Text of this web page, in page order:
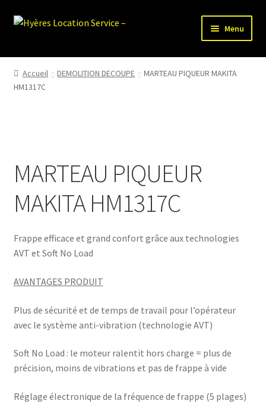
Aller
Aller
Menu
HLS-ACCUEIL
LOCATION MATERIEL
Accueil DEMOLITION DECOUPE
MARTEAU PIQUEUR MAKITA
HM1317C
MARTEAU PIQUEUR
MAKITA HM1317C
Frappe efficace et grand confort grâce aux technologies
AVT et Soft No Load
AVANTAGES PRODUIT
Plus de sécurité et de temps de travail pour l’opérateur
avec le système anti-vibration (technologie AVT)
Soft No Load : le moteur ralentit hors charge = plus de
précision, moins de vibrations et pas de frappe à vide
Réglage électronique de la fréquence de frappe (5 plages)